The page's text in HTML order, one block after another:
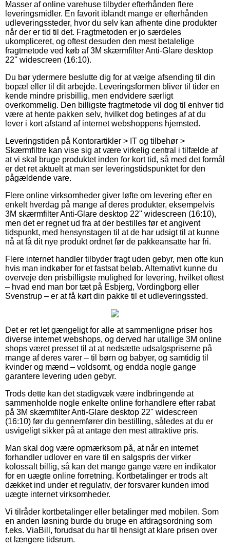
Masser af online varehuse tilbyder efterhånden flere
leveringsmidler. En favorit iblandt mange er efterhånden
udleveringssteder, hvor du selv kan afhente dine produkter
når der er tid til det. Fragtmetoden er jo særdeles
ukompliceret, og oftest desuden den mest betalelige
fragtmetode ved køb af 3M skærmfilter Anti-Glare desktop
22'' widescreen (16:10).
Du bør ydermere beslutte dig for at vælge afsending til din
bopæl eller til dit arbejde. Leveringsformen bliver til tider en
kende mindre prisbillig, men endvidere særligt
overkommelig. Den billigste fragtmetode vil dog til enhver tid
være at hente pakken selv, hvilket dog betinges af at du
lever i kort afstand af internet webshoppens hjemsted.
Leveringstiden på Kontorartikler > IT og tilbehør >
Skærmfiltre kan vise sig at være virkelig central i tilfælde af
at vi skal bruge produktet inden for kort tid, så med det formål
er det ret aktuelt at man ser leveringstidspunktet for den
pågældende vare.
Flere online virksomheder giver løfte om levering efter en
enkelt hverdag på mange af deres produkter, eksempelvis
3M skærmfilter Anti-Glare desktop 22'' widescreen (16:10),
men det er regnet ud fra at der bestilles før et angivent
tidspunkt, med hensynstagen til at de har udsigt til at kunne
nå at få dit nye produkt ordnet før de pakkeansatte har fri.
Flere internet handler tilbyder fragt uden gebyr, men ofte kun
hvis man indkøber for et fastsat beløb. Alternativt kunne du
overveje den prisbilligste mulighed for levering, hvilket oftest
– hvad end man bor tæt på Esbjerg, Vordingborg eller
Svenstrup – er at få kørt din pakke til et udleveringssted.
Det er ret let gængeligt for alle at sammenligne priser hos
diverse internet webshops, og derved har utallige 3M online
shops været presset til at at nedsætte udsalgspriserne på
mange af deres varer – til børn og babyer, og samtidig til
kvinder og mænd – voldsomt, og endda nogle gange
garantere levering uden gebyr.
Trods dette kan det stadigvæk være indbringende at
sammenholde nogle enkelte online forhandlere efter rabat
på 3M skærmfilter Anti-Glare desktop 22'' widescreen
(16:10) før du gennemfører din bestilling, således at du er
usvigeligt sikker på at antage den mest attraktive pris.
Man skal dog være opmærksom på, at når en internet
forhandler udlover en vare til en salgspris der virker
kolossalt billig, så kan det mange gange være en indikator
for en uægte online forretning. Kortbetalinger er trods alt
dækket ind under et regulativ, der forsvarer kunden imod
uægte internet virksomheder.
Vi tilråder kortbetalinger eller betalinger med mobilen. Som
en anden løsning burde du bruge en afdragsordning som
f.eks. ViaBill, forudsat du har til hensigt at klare prisen over
et længere tidsrum.